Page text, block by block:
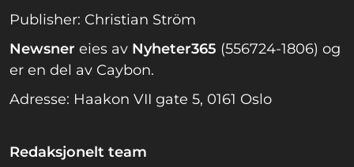
Publisher: Christian Ström
Newsner eies av Nyheter365 (556724-1806) og
er en del av Caybon.
Adresse: Haakon VII gate 5, 0161 Oslo
Redaksjonelt team